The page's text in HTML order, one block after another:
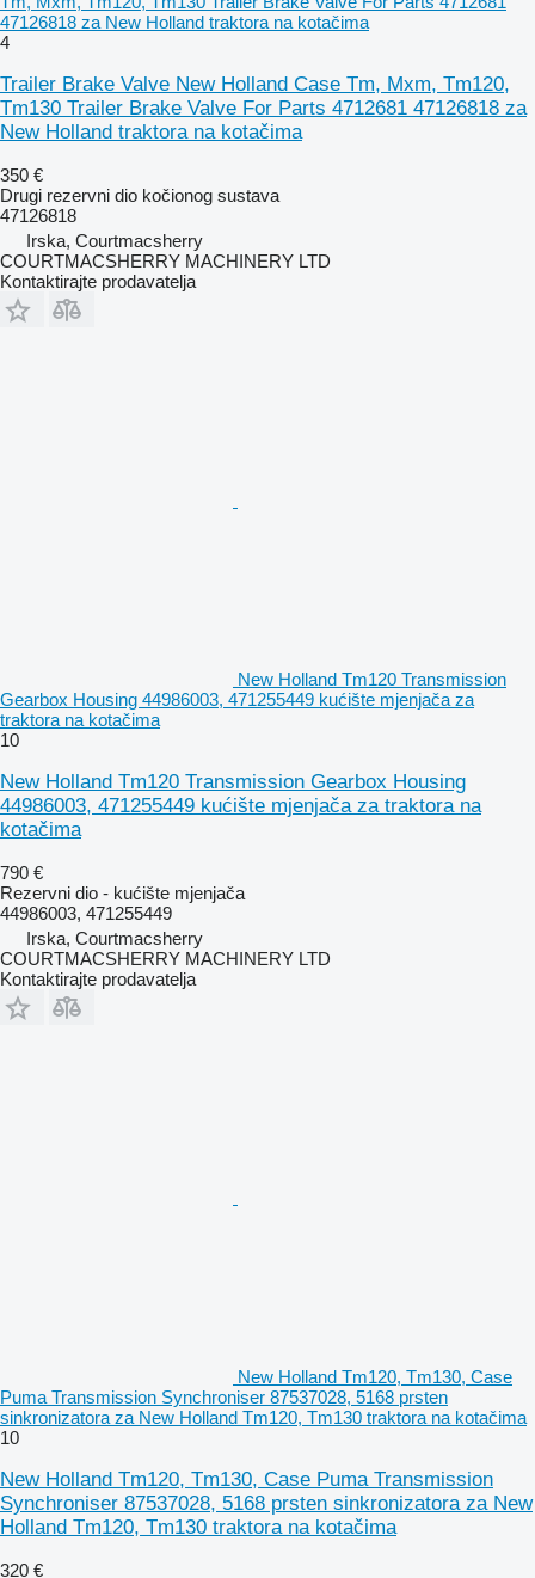
47126818 za New Holland traktora na kotačima
4
Trailer Brake Valve New Holland Case Tm, Mxm, Tm120,
Tm130 Trailer Brake Valve For Parts 4712681 47126818 za
New Holland traktora na kotačima
350 €
Drugi rezervni dio kočionog sustava
47126818
Irska, Courtmacsherry
COURTMACSHERRY MACHINERY LTD
Kontaktirajte prodavatelja
New Holland Tm120 Transmission
Gearbox Housing 44986003, 471255449 kućište mjenjača za
traktora na kotačima
10
New Holland Tm120 Transmission Gearbox Housing
44986003, 471255449 kućište mjenjača za traktora na
kotačima
790 €
Rezervni dio - kućište mjenjača
44986003, 471255449
Irska, Courtmacsherry
COURTMACSHERRY MACHINERY LTD
Kontaktirajte prodavatelja
New Holland Tm120, Tm130, Case
Puma Transmission Synchroniser 87537028, 5168 prsten
sinkronizatora za New Holland Tm120, Tm130 traktora na kotačima
10
New Holland Tm120, Tm130, Case Puma Transmission
Synchroniser 87537028, 5168 prsten sinkronizatora za New
Holland Tm120, Tm130 traktora na kotačima
320 €